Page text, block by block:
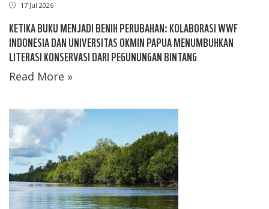
17 Jul 2026
KETIKA BUKU MENJADI BENIH PERUBAHAN: KOLABORASI WWF
INDONESIA DAN UNIVERSITAS OKMIN PAPUA MENUMBUHKAN
LITERASI KONSERVASI DARI PEGUNUNGAN BINTANG
Read More »